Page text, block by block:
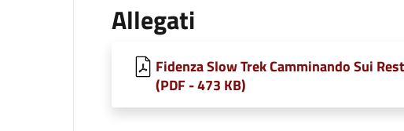
Allegati
Fidenza Slow Trek Camminando Sui
(PDF - 473 KB)